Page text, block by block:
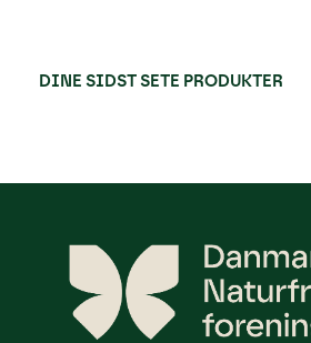
DINE SIDST SETE PRODUKTER